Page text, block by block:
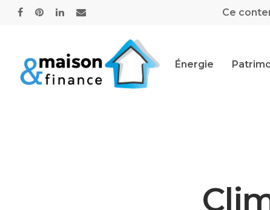
Ce
Énergie